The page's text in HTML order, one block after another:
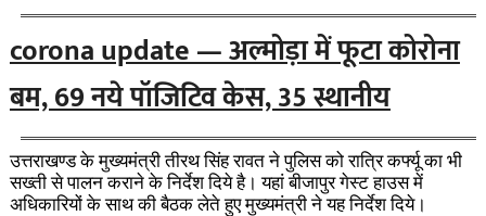
corona update — अल्मोड़ा में फूटा कोरोना
बम, 69 नये पॉजिटिव केस, 35 स्थानीय
उत्तराखण्ड के मुख्यमंत्री तीरथ सिंह रावत ने पुलिस को रात्रि कर्फ्यू का भी
सख्ती से पालन कराने के निर्देश दिये है। यहां बीजापुर गेस्ट हाउस में
अधिकारियों के साथ की बैठक लेते हुए मुख्यमंत्री ने यह निर्देश दिये।